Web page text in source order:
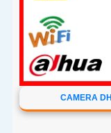
CAMERA